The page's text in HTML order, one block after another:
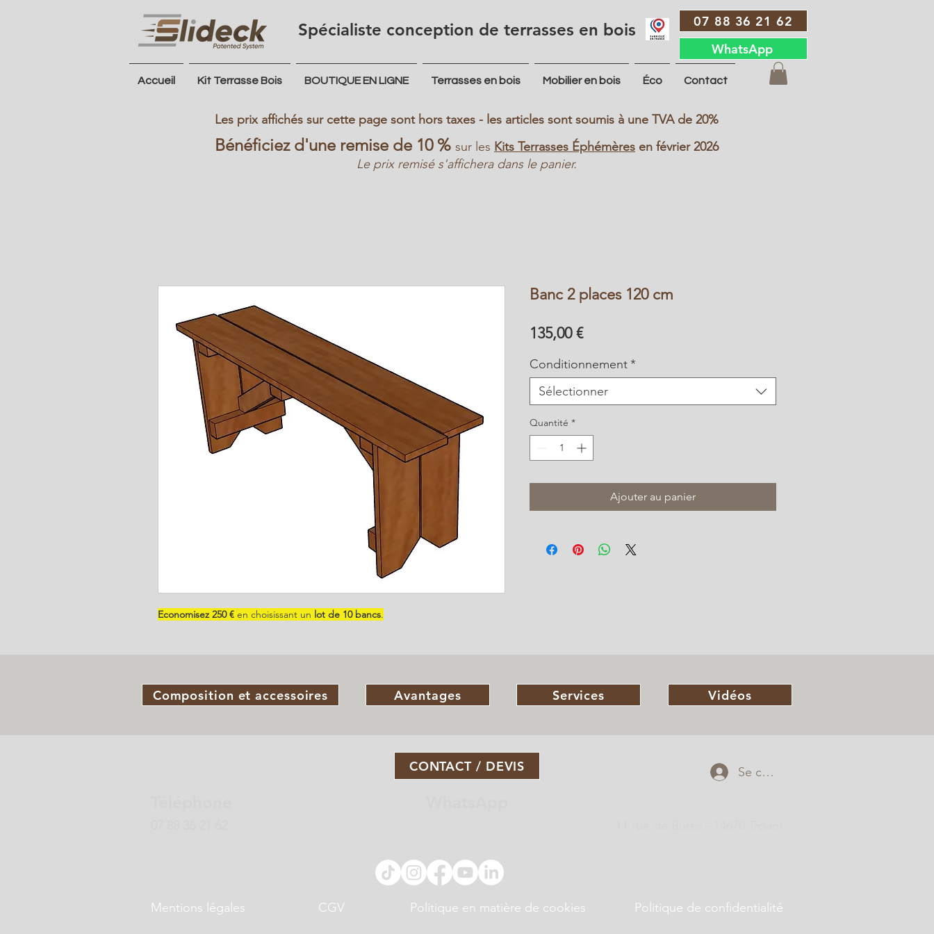
Spécialiste conception de terrasses en bois
07 88 36 21 62
WhatsApp
Accueil Kit Terrasse Bois BOUTIQUE EN LIGNE Terrasses en bois Mobilier en bois Éco Contact
Les prix affichés sur cette page sont hors taxes - les articles sont soumis à une TVA de 20%
Bénéficiez d'une remise de 10 % sur les Kits Terrasses Éphémères en février 2026
Le prix remisé s'affichera dans le panier.
Economisez 250 € en choisissant un lot de 10 bancs.
Banc 2 places 120 cm
135,00 €Prix
Conditionnement*
Sélectionner
Quantité *
Ajouter au panier
Composition et accessoires Avantages Services Vidéos
CONTACT / DEVIS Se connecter
Mentions légales CGV Politique en matière de cookies Politique de confidentialité